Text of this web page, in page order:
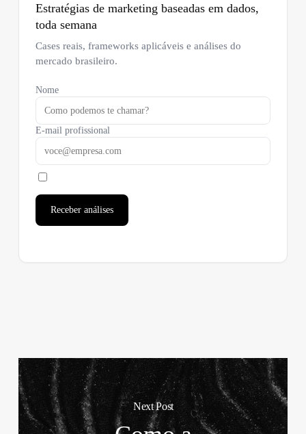
Estratégias de marketing baseadas em dados,
toda semana
Cases reais, frameworks aplicáveis e análises do
mercado brasileiro.
Nome
E-mail profissional
Receber análises
Next Post